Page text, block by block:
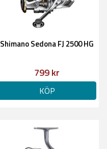
Shimano Sedona FJ 2500 HG
799 kr
KÖP